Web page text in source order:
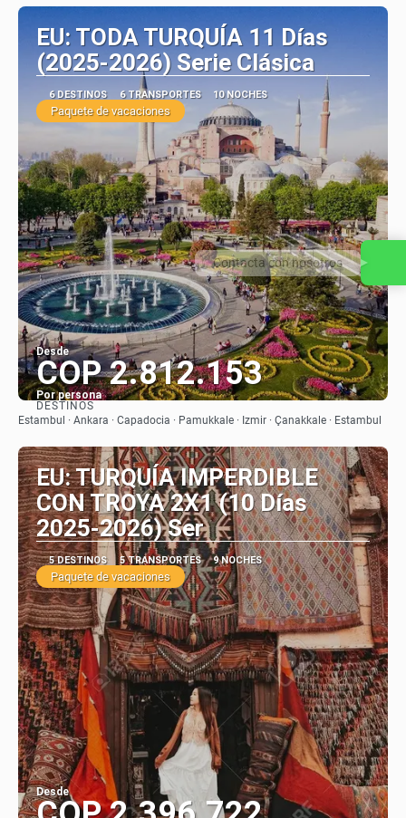
EU: TODA TURQUÍA 11 Días
(2025-2026) Serie Clásica
6 DESTINOS 6 TRANSPORTES 10 NOCHES
Paquete de vacaciones
Desde
COP 2.812.153
Por persona
Ver
DESTINOS
Estambul · Ankara · Capadocia · Pamukkale · Izmir · Çanakkale · Estambul
EU: TURQUÍA IMPERDIBLE
CON TROYA 2X1 (10 Días
2025-2026) Ser
5 DESTINOS 5 TRANSPORTES 9 NOCHES
Paquete de vacaciones
Desde
Contacta con nosotros